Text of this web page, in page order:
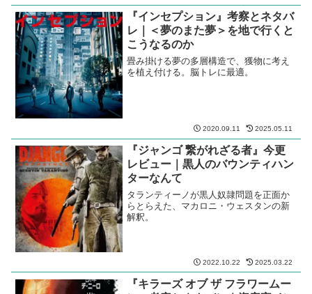
『インセプション』考察とネタバ
レ｜＜夢のまた夢＞を地で行くと
こうなるのか
畳み掛ける夢の多層構造で、獲物に考え
を植え付ける。脳トレに最適。
2020.09.11 2025.05.11
『ジャンゴ 繋がれざる者』今更
レビュー｜黒人のバウンティハン
ターなんて
タランティーノが黒人奴隷問題を正面か
らとらえた、マカロニ・ウェスタンの新
解釈。
2022.10.22 2025.03.22
『キラーズ オブ ザ フラワームー